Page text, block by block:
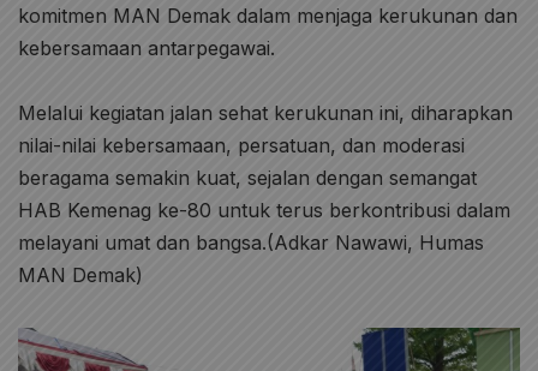
komitmen MAN Demak dalam menjaga kerukunan dan
kebersamaan antarpegawai.
Melalui kegiatan jalan sehat kerukunan ini, diharapkan
nilai-nilai kebersamaan, persatuan, dan moderasi
beragama semakin kuat, sejalan dengan semangat
HAB Kemenag ke-80 untuk terus berkontribusi dalam
melayani umat dan bangsa.(Adkar Nawawi, Humas
MAN Demak)